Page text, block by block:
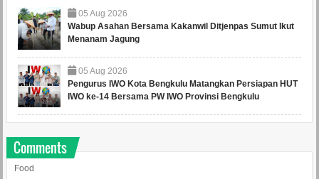
05 Aug 2026
Wabup Asahan Bersama Kakanwil Ditjenpas Sumut Ikut
Menanam Jagung
05 Aug 2026
Pengurus IWO Kota Bengkulu Matangkan Persiapan HUT
IWO ke-14 Bersama PW IWO Provinsi Bengkulu
Comments
Food